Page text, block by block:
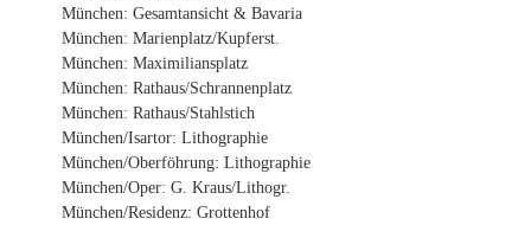
München: Gesamtansicht & Bavaria
München: Marienplatz/Kupferst.
München: Maximiliansplatz
München: Rathaus/Schrannenplatz
München: Rathaus/Stahlstich
München/Isartor: Lithographie
München/Oberföhrung: Lithographie
München/Oper: G. Kraus/Lithogr.
München/Residenz: Grottenhof